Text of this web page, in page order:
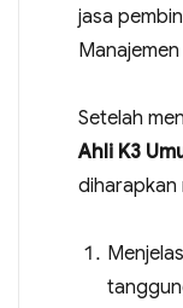
jasa
Manajemen
Setelah
Ahli K3
diharapkan